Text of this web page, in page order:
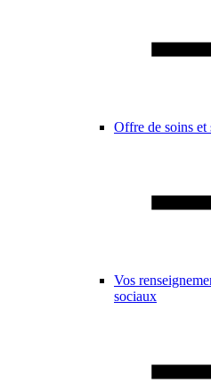
Offre de soins et
Vos
sociaux